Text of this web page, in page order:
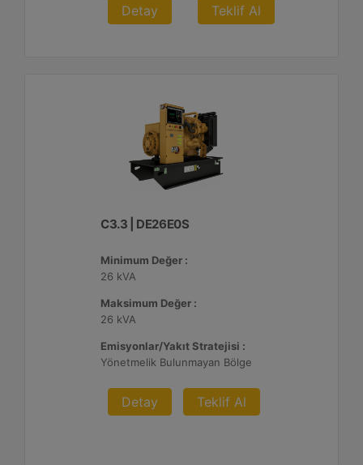
Detay Teklif Al
C3.3 | DE26E0S
Minimum Değer :
26 kVA
Maksimum Değer :
26 kVA
Emisyonlar/Yakıt Stratejisi :
Yönetmelik Bulunmayan Bölge
Detay Teklif Al